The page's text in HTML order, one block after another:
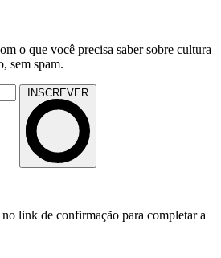
o que você precisa saber sobre cultura
sem spam.
INSCREVER
link de confirmação para completar a